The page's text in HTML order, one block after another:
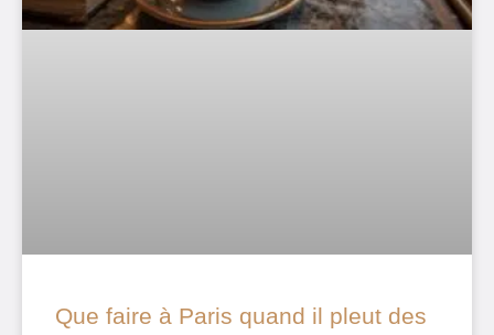
Que faire à Paris quand il pleut des